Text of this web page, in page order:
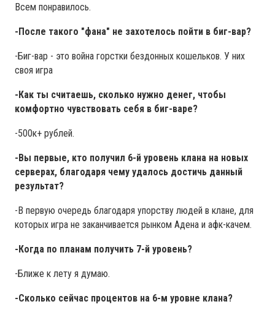
Всем понравилось.
-После такого "фана" не захотелось пойти в биг-вар?
-Биг-вар - это война горстки бездонных кошельков. У них
своя игра
-Как ты считаешь, сколько нужно денег, чтобы
комфортно чувствовать себя в биг-варе?
-500к+ рублей.
-Вы первые, кто получил 6-й уровень клана на новых
серверах, благодаря чему удалось достичь данный
результат?
-В первую очередь благодаря упорству людей в клане, для
которых игра не заканчивается рынком Адена и афк-качем.
-Когда по планам получить 7-й уровень?
-Ближе к лету я думаю.
-Сколько сейчас процентов на 6-м уровне клана?